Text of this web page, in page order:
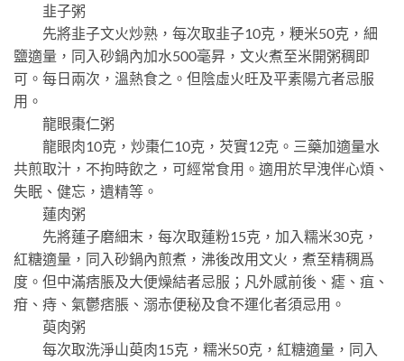
韭子粥
先將韭子文火炒熟，每次取韭子10克，粳米50克，細
鹽適量，同入砂鍋內加水500毫昇，文火煮至米開粥稠即
可。每日兩次，溫熱食之。但陰虛火旺及平素陽亢者忌服
用。
龍眼棗仁粥
龍眼肉10克，炒棗仁10克，芡實12克。三藥加適量水
共煎取汁，不拘時飲之，可經常食用。適用於早洩伴心煩、
失眠、健忘，遺精等。
蓮肉粥
先將蓮子磨細末，每次取蓮粉15克，加入糯米30克，
紅糖適量，同入砂鍋內煎煮，沸後改用文火，煮至精稠爲
度。但中滿痞脹及大便燥結者忌服；凡外感前後、瘧、疽、
疳、痔、氣鬱痞脹、溺赤便秘及食不運化者須忌用。
萸肉粥
每次取洗淨山萸肉15克，糯米50克，紅糖適量，同入